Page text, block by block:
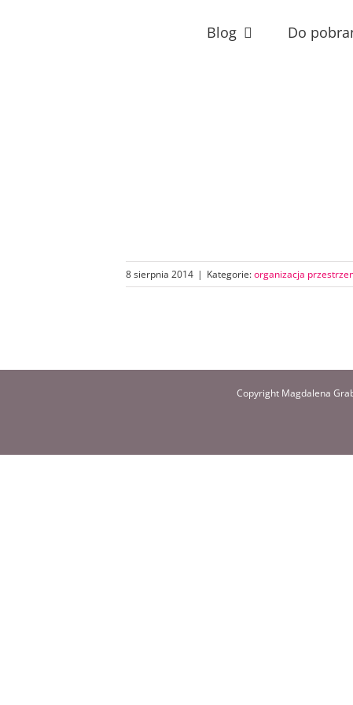
Blog Do
8 sierpnia 2014 | Kategorie:organizacja
Copyright Magdalena